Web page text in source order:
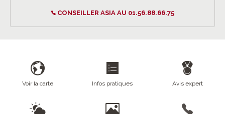
CONSEILLER ASIA AU 01.56.88.66.75
Voir la carte Infos pratiques Avis expert